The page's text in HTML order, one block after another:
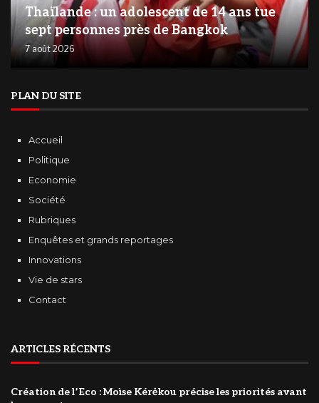
Thaïlande : un adolescent de 14 ans tue
sept personnes près de Bangkok
7 août 2026
PLAN DU SITE
Accueil
Politique
Economie
Société
Rubriques
Enquêtes et grands reportages
Innovations
Vie de stars
Contact
ARTICLES RÉCENTS
Création de l’Eco : Moìse Kérėkou précise les priorités avant